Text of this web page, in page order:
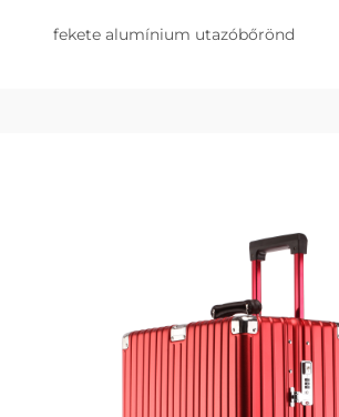
fekete alumínium utazóbőrönd